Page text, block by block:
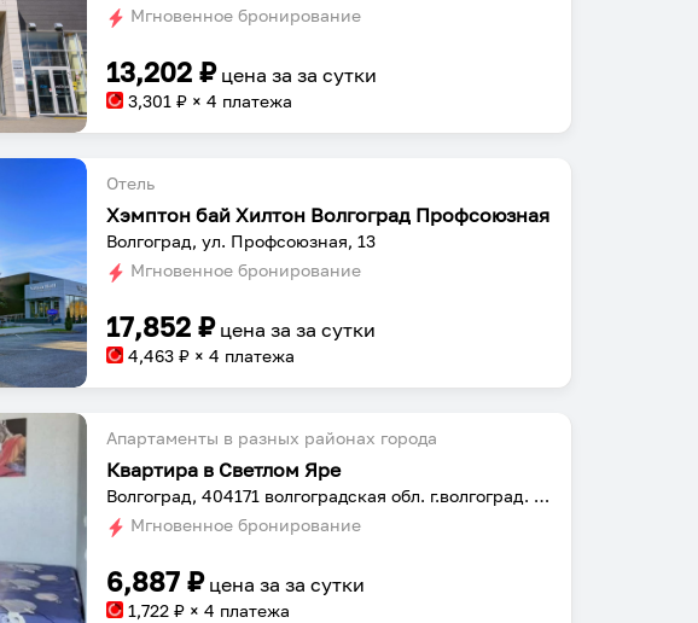
Мгновенное бронирование
13,202 ₽ цена заза сутки
3,301 ₽ × 4 платежа
Отель
Хэмптон бай Хилтон Волгоград Профсоюзная
Волгоград, ул. Профсоюзная, 13
Мгновенное бронирование
17,852 ₽ цена заза сутки
4,463 ₽ × 4 платежа
Апартаменты в разных районах города
Квартира в Светлом Яре
Волгоград, 404171 волгоградская обл. г.волгоград. р.п. Светлый Яр. 1 мик-он. дом 21
Мгновенное бронирование
6,887 ₽ цена заза сутки
1,722 ₽ × 4 платежа